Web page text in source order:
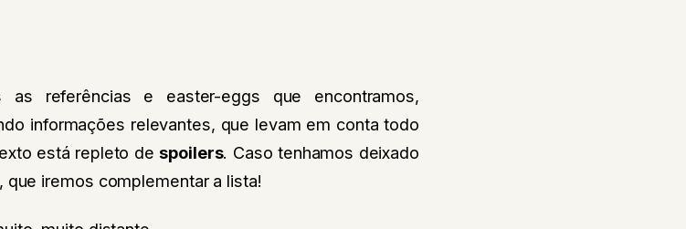
referências e easter-eggs que encontramos,
informações relevantes, que levam em conta todo
está repleto despoilers. Caso tenhamos deixado
iremos complementar a lista!